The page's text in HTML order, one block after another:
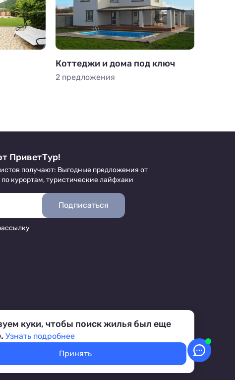
Коттеджи и дома под ключ
2 предложения
ПриветТур!
получают: Выгодные предложения от
курортам, туристические лайфхаки
Подписаться
Обработка персональных данных Условия бронирования объектов
куки, чтобы поиск жилья был еще
Узнать подробнее
Принять